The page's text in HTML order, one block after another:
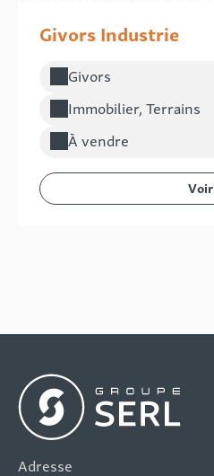
Givors Industrie
Localisation :
Givors
Type de bien :
Immobilier, Terrains
À vendre
Voir
Adresse